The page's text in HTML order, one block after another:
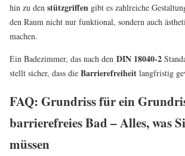
hin zu den stützgriffen gibt es zahlreiche
den Raum nicht nur funktional, sondern auch
machen.
Ein Badezimmer, das nach den DIN 18040-2
stellt sicher, dass die Barrierefreiheit langfristig
FAQ: Grundriss für ein
barrierefreies Bad – Alles, was
müssen